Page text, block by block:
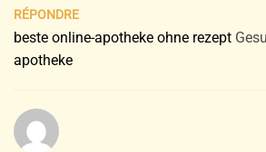
RÉPONDRE
beste online-apotheke ohne rezept
apotheke